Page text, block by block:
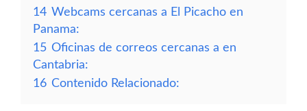
14 Webcams cercanas a El Picacho en
Panama:
15 Oficinas de correos cercanas a en
Cantabria:
16 Contenido Relacionado: